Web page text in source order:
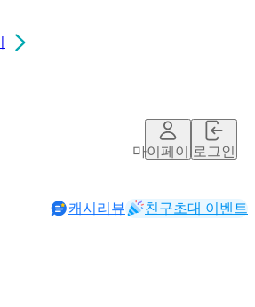
마이페이지로그인
캐시리뷰 친구초대 이벤트